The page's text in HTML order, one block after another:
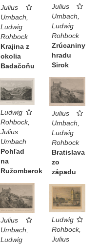
Julius
Umbach,
Ludwig
Rohbock
Krajina z
okolia
Badačoňu
Julius
Umbach,
Ludwig
Rohbock
Zrúcaniny
hradu
Sirok
Julius
Umbach,
Ludwig
Rohbock
Bratislava
zo
západu
Ludwig
Rohbock,
Julius
Umbach
Pohľad
na
Ružomberok
Julius
Umbach,
Ludwig
Ludwig
Rohbock,
Julius